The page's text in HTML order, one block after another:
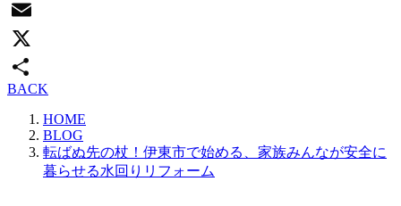
Facebook
Email
X
共
BACK
HOME
BLOG
転ばぬ先の杖！伊東市で始める、家族みんなが安全に
暮らせる水回りリフォーム